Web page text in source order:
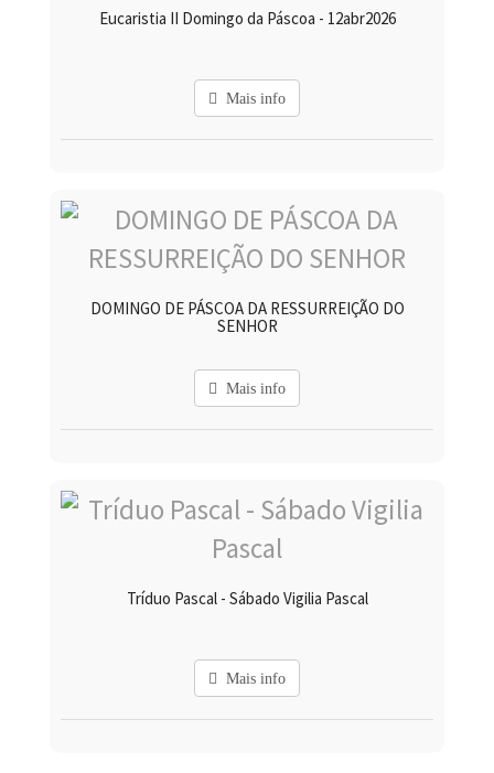
Eucaristia II Domingo da Páscoa - 12abr2026
Mais info
DOMINGO DE PÁSCOA DA RESSURREIÇÃO DO
SENHOR
Mais info
Tríduo Pascal - Sábado Vigilia Pascal
Mais info